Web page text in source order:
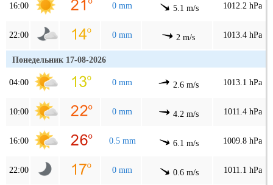
16:00 0 mm 5.1 m/s 1012.2 hPa
22:00 0 mm 2 m/s 1013.4 hPa
Понедельник 17-08-2026
04:00 0 mm 2.6 m/s 1013.1 hPa
10:00 0 mm 4.2 m/s 1011.4 hPa
16:00 0.5 mm 6.1 m/s 1009.8 hPa
22:00 0 mm 0.6 m/s 1011.1 hPa